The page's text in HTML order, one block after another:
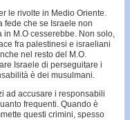
le rivolte in Medio Oriente.
fede che se Israele non
M.O cesserebbe. Non solo,
fra palestinesi e israeliani
nel resto del M.O.
Israele di perseguitare i
è dei musulmani.
ad accusare i responsabili
frequenti. Quando è
questi crimini, spesso